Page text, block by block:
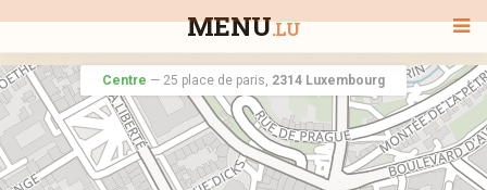
MENU.LU
BIENVENUE
Centre — 25 place de paris, 2314 Luxembourg